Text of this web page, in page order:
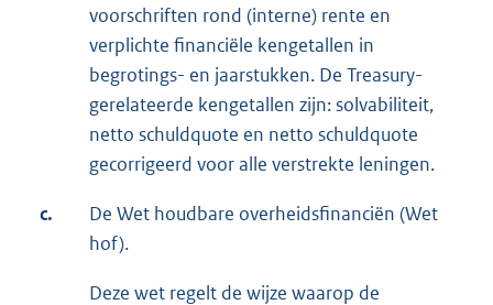
voorschriften rond (interne) rente en
verplichte financiële kengetallen in
begrotings- en jaarstukken. De Treasury-
gerelateerde kengetallen zijn: solvabiliteit,
netto schuldquote en netto schuldquote
gecorrigeerd voor alle verstrekte leningen.
c.
De Wet houdbare overheidsfinanciën (Wet
hof).
Deze wet regelt de wijze waarop de